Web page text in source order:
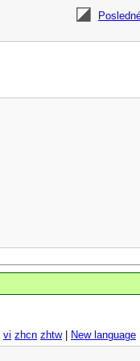
vi zhcn zhtw| New language